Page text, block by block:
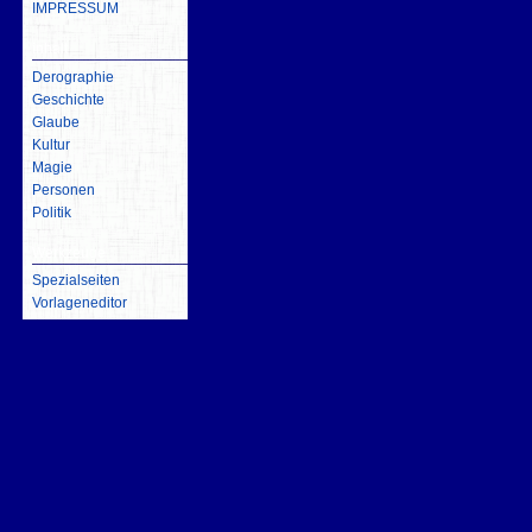
IMPRESSUM
Derographie
Geschichte
Glaube
Kultur
Magie
Personen
Politik
Spezialseiten
Vorlageneditor